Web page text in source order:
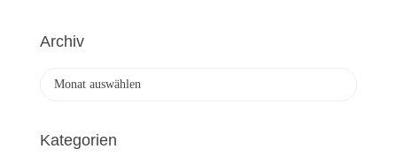
Archiv
h
Kategorien